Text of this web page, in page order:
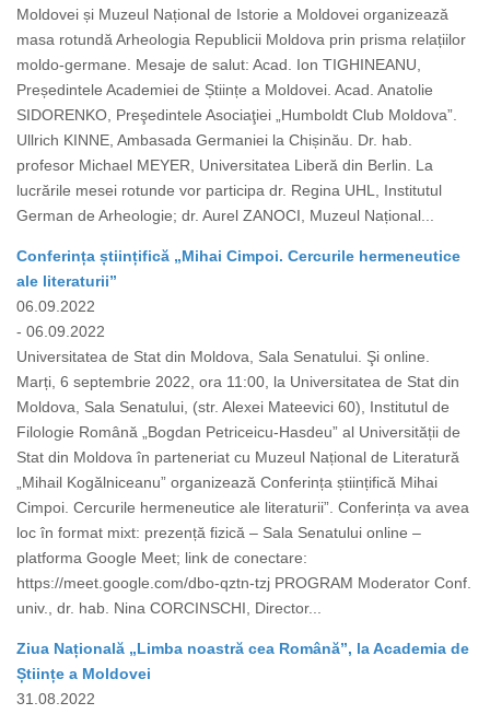
Moldovei și Muzeul Național de Istorie a Moldovei organizează
masa rotundă Arheologia Republicii Moldova prin prisma relațiilor
moldo-germane. Mesaje de salut: Acad. Ion TIGHINEANU,
Președintele Academiei de Științe a Moldovei. Acad. Anatolie
SIDORENKO, Preşedintele Asociaţiei „Humboldt Club Moldova”.
Ullrich KINNE, Ambasada Germaniei la Chișinău. Dr. hab.
profesor Michael MEYER, Universitatea Liberă din Berlin. La
lucrările mesei rotunde vor participa dr. Regina UHL, Institutul
German de Arheologie; dr. Aurel ZANOCI, Muzeul Național...
Conferința științifică „Mihai Cimpoi. Cercurile hermeneutice
ale literaturii”
06.09.2022
- 06.09.2022
Universitatea de Stat din Moldova, Sala Senatului. Şi online.
Marți, 6 septembrie 2022, ora 11:00, la Universitatea de Stat din
Moldova, Sala Senatului, (str. Alexei Mateevici 60), Institutul de
Filologie Română „Bogdan Petriceicu-Hasdeu” al Universității de
Stat din Moldova în parteneriat cu Muzeul Național de Literatură
„Mihail Kogălniceanu” organizează Conferința științifică Mihai
Cimpoi. Cercurile hermeneutice ale literaturii”. Conferința va avea
loc în format mixt: prezență fizică – Sala Senatului online –
platforma Google Meet; link de conectare:
https://meet.google.com/dbo-qztn-tzj PROGRAM Moderator Conf.
univ., dr. hab. Nina CORCINSCHI, Director...
Ziua Națională „Limba noastră cea Română”, la Academia de
Științe a Moldovei
31.08.2022